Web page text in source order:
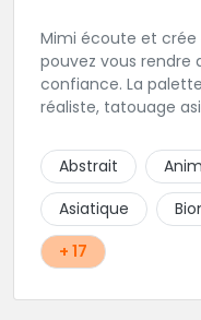
Mimi écoute et crée
pouvez vous rendre
confiance. La
réaliste, tatouage
construire un projet
Abstrait
Asiatique
+ 17